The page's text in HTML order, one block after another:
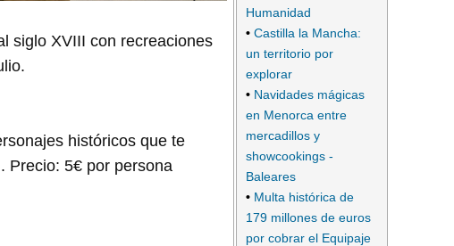
siglo XVIII con recreaciones
históricos que te
Precio: 5€ por persona
Humanidad
• Castilla la Mancha:
un territorio por
explorar
• Navidades mágicas
en Menorca entre
mercadillos y
showcookings -
Baleares
• Multa histórica de
179 millones de euros
por cobrar el Equipaje